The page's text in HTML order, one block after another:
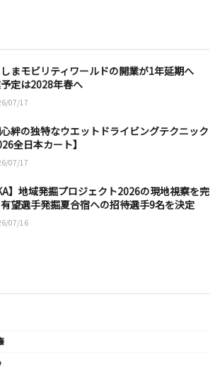
まモビリティワールドの開業が1年延期へ
定は2028年春へ
07/17
絆の独特なウエットドライビングテクニック
全日本カート】
07/17
】地域発掘プロジェクト2026の現地視察を完
望選手発掘夏合宿への招待選手9名を決定
07/16